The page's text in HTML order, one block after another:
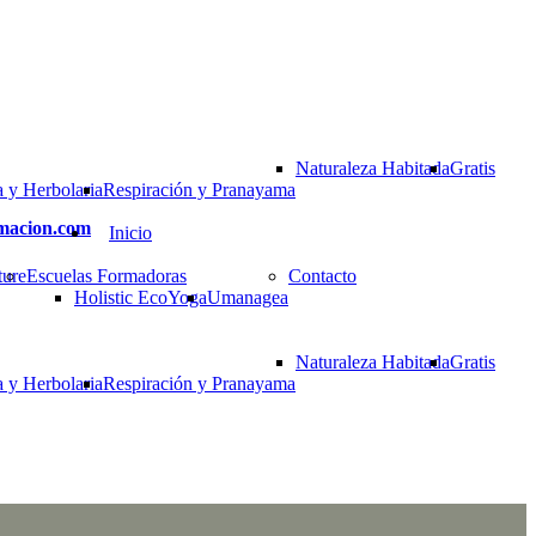
y HerbolariaRespiración y Pranayama
Naturaleza HabitadaGratis
Inicio
Escuelas Formadoras
Holistic EcoYogaUmanagea
Contacto
y HerbolariaRespiración y Pranayama
Naturaleza HabitadaGratis